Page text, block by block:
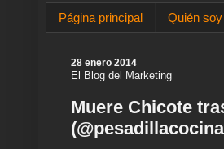
Página principal Quién soy
28 enero 2014
El Blog del Marketing
Muere Chicote